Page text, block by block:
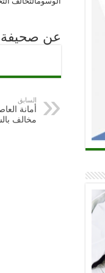
عن صحيفة
السابق
أمانة
مخالف